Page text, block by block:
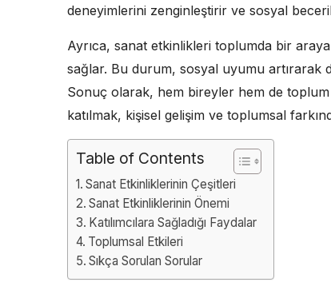
deneyimlerini zenginleştirir ve sosyal
Ayrıca, sanat etkinlikleri toplumda bir
sağlar. Bu durum, sosyal uyumu artırarak
Sonuç olarak, hem bireyler hem de
katılmak, kişisel gelişim ve toplumsal
Table of Contents
Sanat Etkinliklerinin Çeşitleri
Sanat Etkinliklerinin Önemi
Katılımcılara Sağladığı Faydalar
Toplumsal Etkileri
Sıkça Sorulan Sorular